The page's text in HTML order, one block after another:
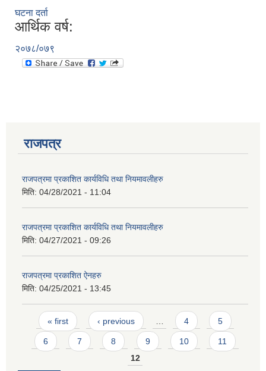
घटना दर्ता
आर्थिक वर्ष:
२०७८/०७९
राजपत्र
राजपत्रमा प्रकाशित कार्यविधि तथा नियमावलीहरु
मिति: 04/28/2021 - 11:04
राजपत्रमा प्रकाशित कार्यविधि तथा नियमावलीहरु
मिति: 04/27/2021 - 09:26
राजपत्रमा प्रकाशित ऐनहरु
मिति: 04/25/2021 - 13:45
Pages
« first ‹ previous 4 5
6 7 8 9 10
11
12